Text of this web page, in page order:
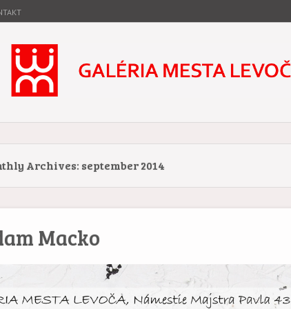
Levoča
Archives: september 2014
Macko